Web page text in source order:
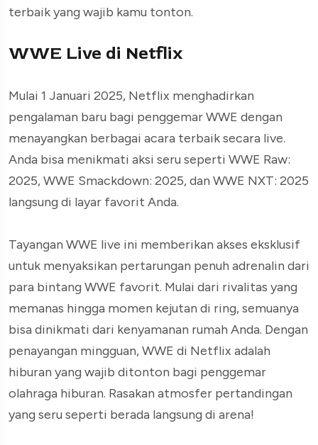
terbaik yang wajib kamu tonton.
WWE Live di Netflix
Mulai 1 Januari 2025, Netflix menghadirkan
pengalaman baru bagi penggemar WWE dengan
menayangkan berbagai acara terbaik secara live.
Anda bisa menikmati aksi seru seperti WWE Raw:
2025, WWE Smackdown: 2025, dan WWE NXT: 2025
langsung di layar favorit Anda.
Tayangan WWE live ini memberikan akses eksklusif
untuk menyaksikan pertarungan penuh adrenalin dari
para bintang WWE favorit. Mulai dari rivalitas yang
memanas hingga momen kejutan di ring, semuanya
bisa dinikmati dari kenyamanan rumah Anda. Dengan
penayangan mingguan, WWE di Netflix adalah
hiburan yang wajib ditonton bagi penggemar
olahraga hiburan. Rasakan atmosfer pertandingan
yang seru seperti berada langsung di arena!